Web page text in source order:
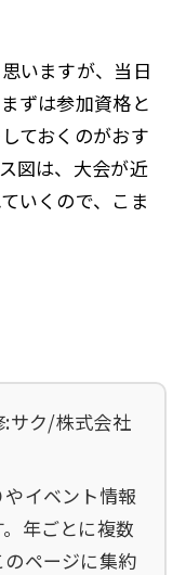
いますが、当日
ずは参加資格と
ておくのがおす
図は、大会が近
いくので、こま
:サク/株式会社
イベント情報
年ごとに複数
ページに集約